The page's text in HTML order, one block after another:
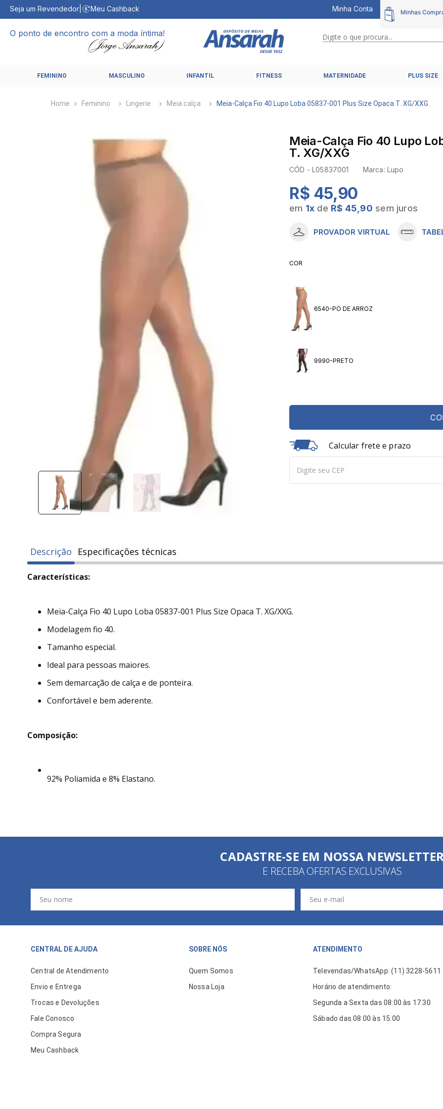
Seja um Revendedor Meu Cashback Minha Conta
O ponto de encontro com a moda íntima! Digite o que procura...
FEMININO MASCULINO INFANTIL FITNESS MATERNIDADE PLUS SIZE
Feminino Lingerie Meia calça Meia-Calça Fio 40 Lupo Loba 05837-001 Plus Size Opaca T. XG/XXG
Meia-Calça Fio 40 Lupo
T. XG/XXG
CÓD -L05837001 Marca: Lupo
R$ 45,90
em 1x de R$ 45,90 sem juros
PROVADOR VIRTUAL
COR
6540-PÓ DE ARROZ
9990-PRETO
Calcular frete e prazo
Descrição Especificações técnicas
Características:
Meia-Calça Fio 40 Lupo Loba 05837-001 Plus Size Opaca T. XG/XXG.
Modelagem fio 40.
Tamanho especial.
Ideal para pessoas maiores.
Sem demarcação de calça e de ponteira.
Confortável e bem aderente.
Composição:
92% Poliamida e 8% Elastano.
CADASTRE-SE EM NOSSA
E RECEBA OFERTAS EXCLUSIVAS
CENTRAL DE AJUDA
Central de Atendimento
Envio e Entrega
Trocas e Devoluções
Fale Conosco
Compra Segura
Meu Cashback
SOBRE NÓS
Quem Somos
Nossa Loja
ATENDIMENTO
Televendas/WhatsApp: (11) 3228-5611
Horário de atendimento:
Segunda a Sexta das 08:00 às 17:30
Sábado das 08:00 às 15:00
1 º
calcinhas
5º
sutiã liz
6º
sutias
8º
hering intimates
10º meia lupo